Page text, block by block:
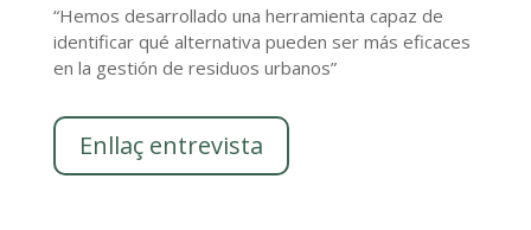
“Hemos desarrollado una herramienta capaz de
identificar qué alternativa pueden ser más eficaces
en la gestión de residuos urbanos”
Enllaç entrevista